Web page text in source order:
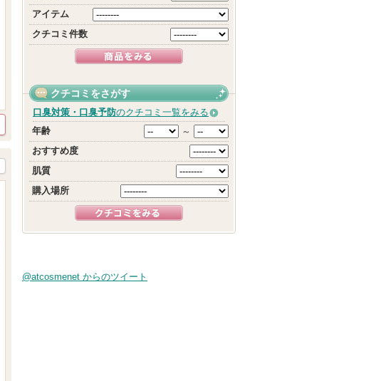
アイテム
クチコミ件数
クチコミをさがす
口臭対策・口臭予防のクチコミ一覧をみる
年齢
～
おすすめ度
肌質
購入場所
@atcosmenet からのツイート